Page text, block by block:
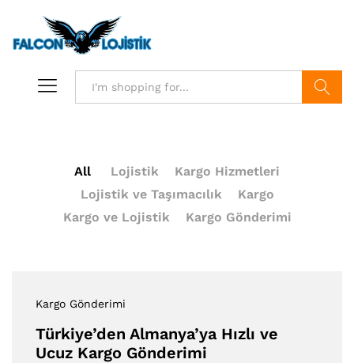
All Lojistik
Kargo Hizmetleri
Lojistik ve Taşımacılık
Kargo
Kargo ve Lojistik
Kargo Gönderimi
Kargo Gönderimi
Türkiye’den Almanya’ya Hızlı ve
Ucuz Kargo Gönderimi